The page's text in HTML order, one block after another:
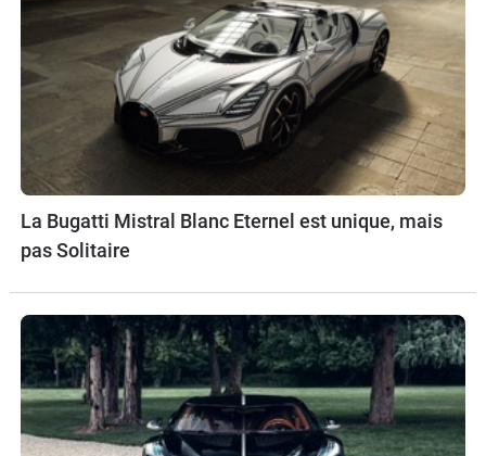
La Bugatti Mistral Blanc Eternel est unique, mais
pas Solitaire